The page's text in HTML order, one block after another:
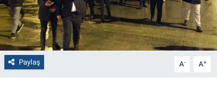
Paylaş A- A+
Bilecik
Kütahya
Gezi